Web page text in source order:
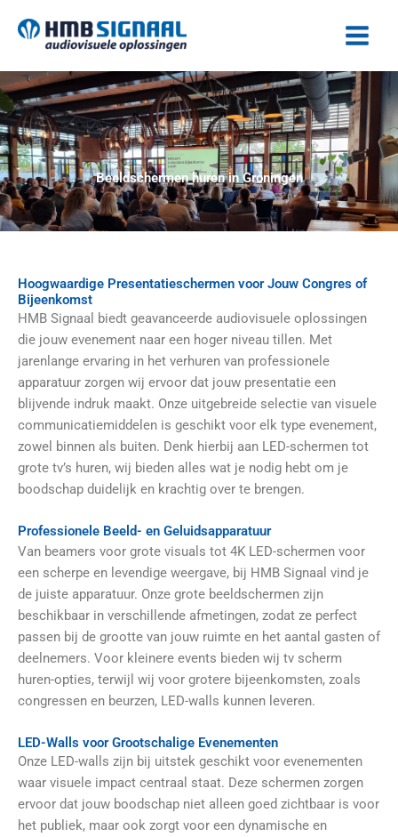
naar
inhoud
Beeldschermen huren in Groningen
Hoogwaardige Presentatieschermen voor Jouw Congres of
Bijeenkomst
HMB Signaal biedt geavanceerde audiovisuele oplossingen
die jouw evenement naar een hoger niveau tillen. Met
jarenlange ervaring in het verhuren van professionele
apparatuur zorgen wij ervoor dat jouw presentatie een
blijvende indruk maakt. Onze uitgebreide selectie van visuele
communicatiemiddelen is geschikt voor elk type evenement,
zowel binnen als buiten. Denk hierbij aan LED-schermen tot
grote tv’s huren, wij bieden alles wat je nodig hebt om je
boodschap duidelijk en krachtig over te brengen.
Professionele Beeld- en Geluidsapparatuur
Van beamers voor grote visuals tot 4K LED-schermen voor
een scherpe en levendige weergave, bij HMB Signaal vind je
de juiste apparatuur. Onze grote beeldschermen zijn
beschikbaar in verschillende afmetingen, zodat ze perfect
passen bij de grootte van jouw ruimte en het aantal gasten of
deelnemers. Voor kleinere events bieden wij tv scherm
huren-opties, terwijl wij voor grotere bijeenkomsten, zoals
congressen en beurzen, LED-walls kunnen leveren.
LED-Walls voor Grootschalige Evenementen
Onze LED-walls zijn bij uitstek geschikt voor evenementen
waar visuele impact centraal staat. Deze schermen zorgen
ervoor dat jouw boodschap niet alleen goed zichtbaar is voor
het publiek, maar ook zorgt voor een dynamische en